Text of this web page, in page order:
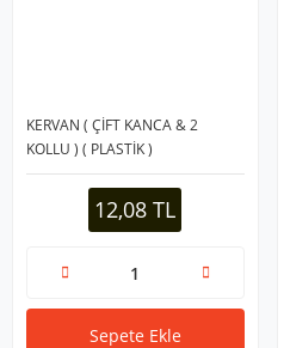
KERVAN ( ÇİFT KANCA & 2
KOLLU ) ( PLASTİK )
PORTMANTO ASKI
KIRILMAZ*100X1612,08 TL
Sepete Ekle